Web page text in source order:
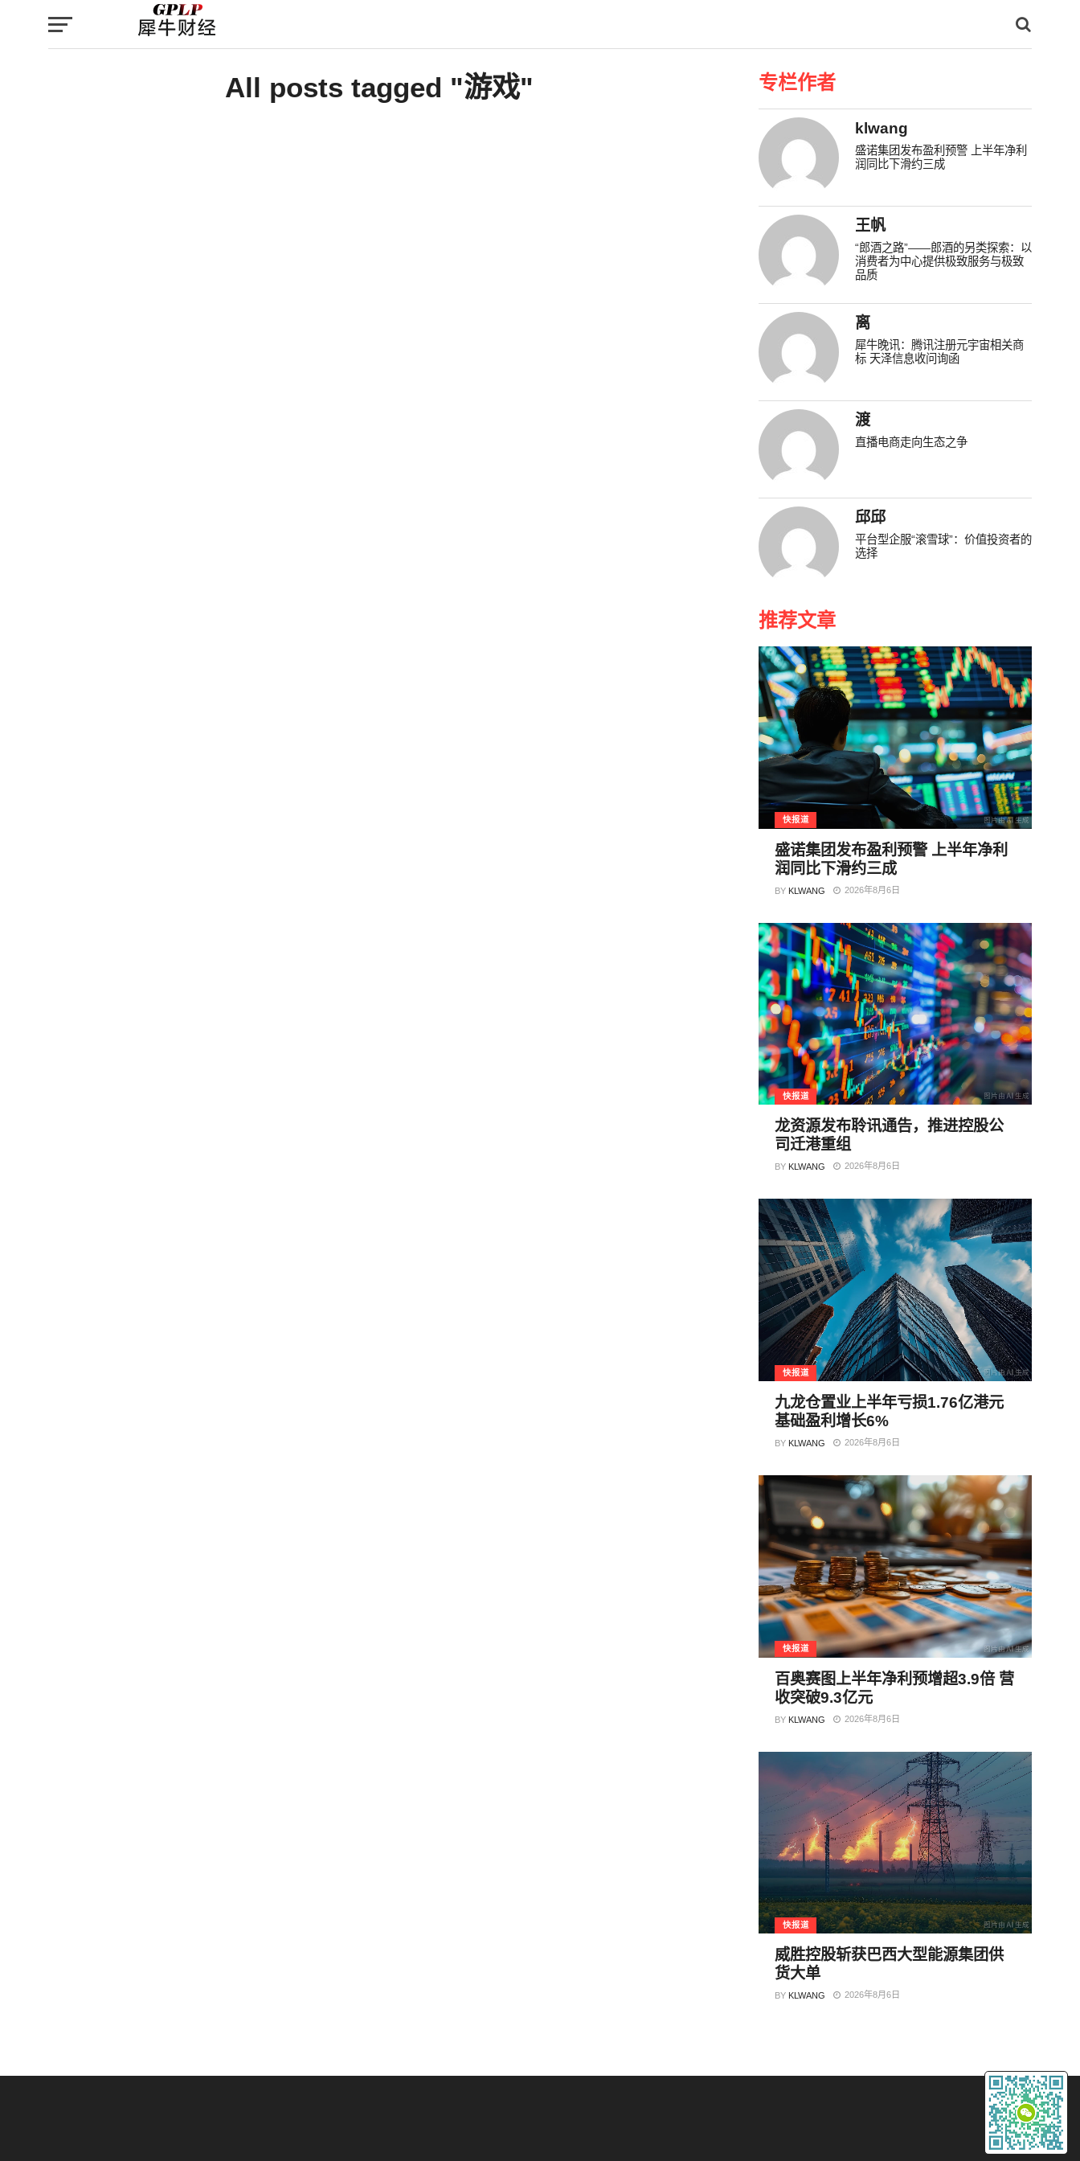
All posts tagged "游戏" 专栏作者
klwang
盛诺集团发布盈利预警 上半年净利
润同比下滑约三成
王帆
“郎酒之路”——郎酒的另类探索：以
消费者为中心提供极致服务与极致
品质
离
犀牛晚讯：腾讯注册元宇宙相关商
标 天泽信息收问询函
渡
直播电商走向生态之争
邱邱
平台型企服“滚雪球”：价值投资者的
选择
推荐文章
快报道
盛诺集团发布盈利预警 上半年净利
润同比下滑约三成
BY KLWANG 2026年8月6日
快报道
龙资源发布聆讯通告，推进控股公
司迁港重组
BY KLWANG 2026年8月6日
快报道
九龙仓置业上半年亏损1.76亿港元
基础盈利增长6%
BY KLWANG 2026年8月6日
快报道
百奥赛图上半年净利预增超3.9倍 营
收突破9.3亿元
BY KLWANG 2026年8月6日
快报道
威胜控股斩获巴西大型能源集团供
货大单
BY KLWANG 2026年8月6日